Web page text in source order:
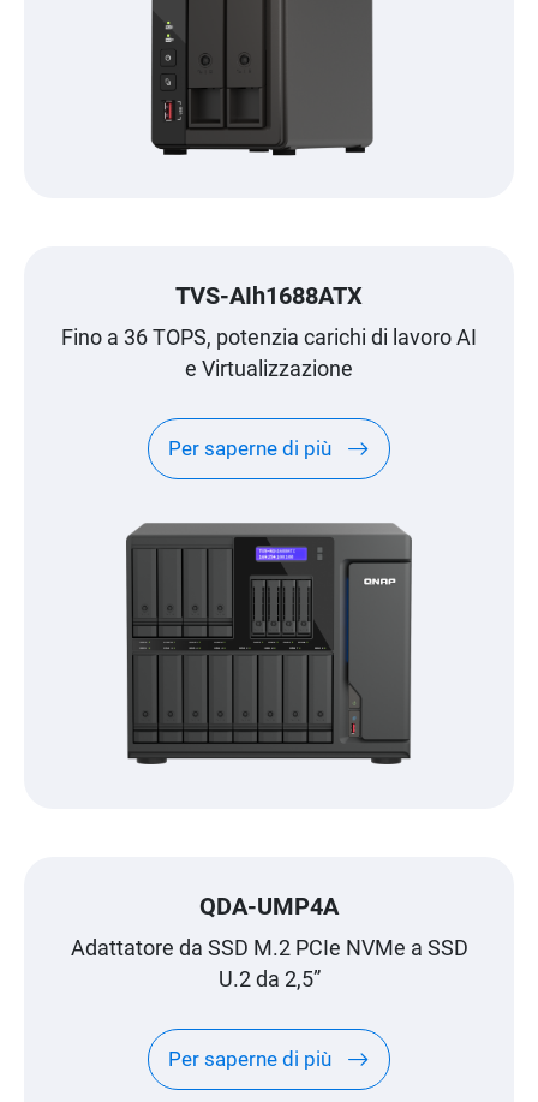
TVS-AIh1688ATX
Fino a 36 TOPS, potenzia carichi di lavoro AI
e Virtualizzazione
Per saperne di più
QDA-UMP4A
Adattatore da SSD M.2 PCIe NVMe a SSD
U.2 da 2,5”
Per saperne di più